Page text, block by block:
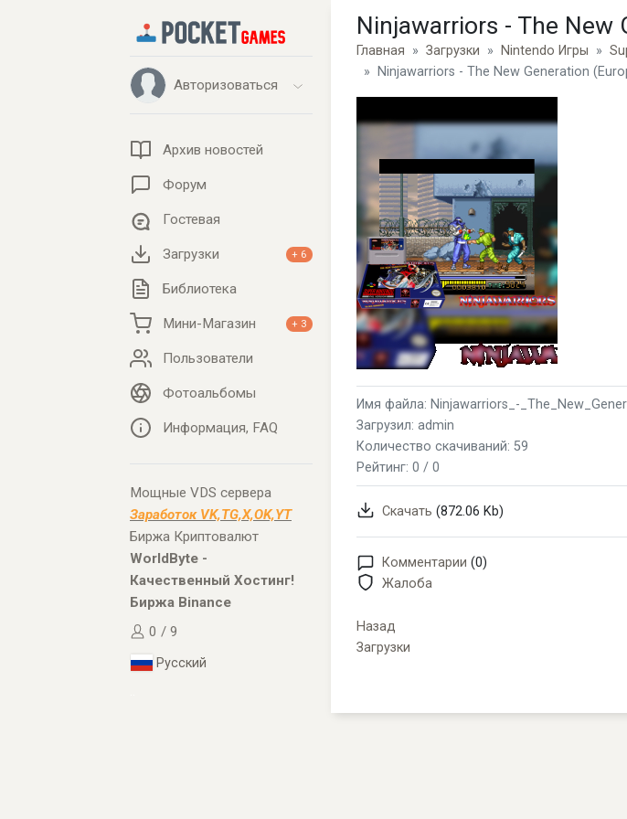
Авторизоваться
Архив новостей
Форум
Гостевая
Загрузки + 6
Библиотека
Мини-Магазин + 3
Пользователи
Фотоальбомы
Информация, FAQ
Мощные VDS сервера
Заработок VK,TG,X,OK,YT
Биржа Криптовалют
WorldByte -
Качественный Хостинг!
Биржа Binance
0 / 9
Русский
Ninjawarriors - The New
Главная Загрузки Nintendo Игры
Ninjawarriors - The New Generation
Имя файла: Ninjawarriors_-
Загрузил: admin
Количество скачиваний: 59
Рейтинг: 0 / 0
Скачать (872.06 Kb)
Комментарии (0)
Жалоба
Назад
Загрузки